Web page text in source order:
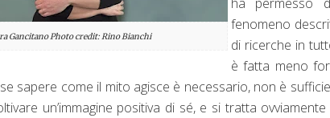
Gancitano Photo credit: Rino Bianchi
fenomeno
di ricerche in
è fatta meno
sapere come il mito agisce è necessario, non è
un’immagine positiva di sé, e si tratta